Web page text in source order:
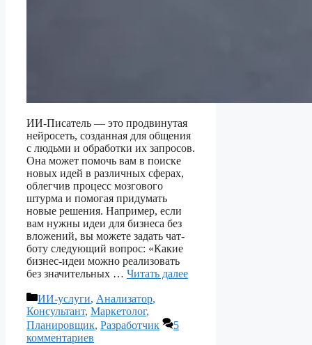
ИИ-Писатель — это продвинутая
нейросеть, созданная для общения
с людьми и обработки их запросов.
Она может помочь вам в поиске
новых идей в различных сферах,
облегчив процесс мозгового
штурма и помогая придумать
новые решения. Например, если
вам нужны идеи для бизнеса без
вложений, вы можете задать чат-
боту следующий вопрос: «Какие
бизнес-идеи можно реализовать
без значительных … Читать далее
Рубрики
ИИ-услуги, Анализатор,
Консультант, Маркетолог,
Планировщик, Разработчик
5
комментариев